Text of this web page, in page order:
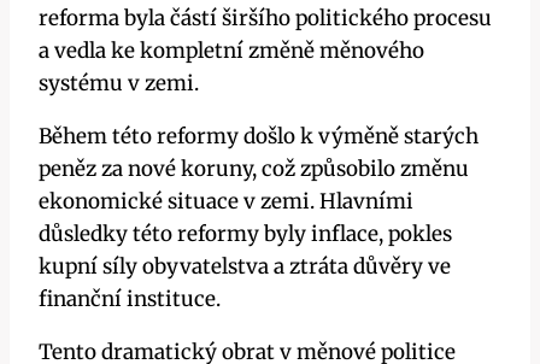
reforma byla částí širšího politického procesu
a vedla ke kompletní změně měnového
systému v zemi.
Během této reformy došlo k výměně starých
peněz za nové koruny, což způsobilo změnu
ekonomické situace v zemi. Hlavními
důsledky této reformy byly inflace, pokles
kupní síly obyvatelstva a ztráta důvěry ve
finanční instituce.
Tento dramatický obrat v měnové politice